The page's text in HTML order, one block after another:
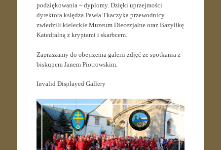
podziękowania – dyplomy. Dzięki uprzejmości
dyrektora księdza Pawła Tkaczyka przewodnicy
zwiedzili kieleckie Muzeum Diecezjalne oraz Bazylikę
Katedralną z kryptami i skarbcem.
Zapraszamy do obejrzenia galerii zdjęć ze spotkania z
biskupem Janem Piotrowskim.
Invalid Displayed Gallery